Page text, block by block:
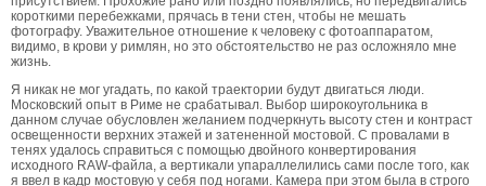
короткими перебежками, прячась в тени стен, чтобы не мешать
фотографу. Уважительное отношение к человеку с фотоаппаратом,
видимо, в крови у римлян, но это обстоятельство не раз осложняло мне
жизнь.
Я никак не мог угадать, по какой траектории будут двигаться люди.
Московский опыт в Риме не срабатывал. Выбор широкоугольника в
данном случае обусловлен желанием подчеркнуть высоту стен и контраст
освещенности верхних этажей и затененной мостовой. С провалами в
тенях удалось справиться с помощью двойного конвертирования
исходного RAW-файла, а вертикали упараллелились сами после того, как
я ввел в кадр мостовую у себя под ногами. Камера при этом была в строго